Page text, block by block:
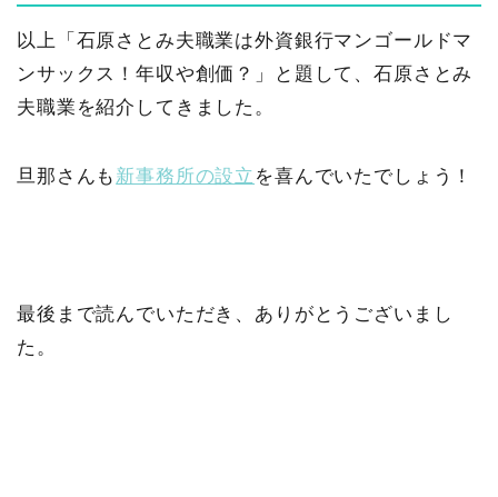
以上「石原さとみ夫職業は外資銀行マンゴールドマ
ンサックス！年収や創価？」と題して、石原さとみ
夫職業を紹介してきました。
旦那さんも 新事務所の設立 を喜んでいたでしょう！
最後まで読んでいただき、ありがとうございまし
た。